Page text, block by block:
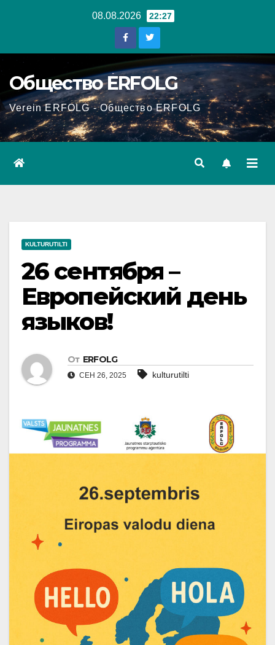
08.08.2026 22:27
Общество ERFOLG
Verein ERFOLG - Общество ERFOLG
KULTURUTILTI
26 сентября –
Европейский день
языков!
От ERFOLG
СЕН 26, 2025 kulturutilti